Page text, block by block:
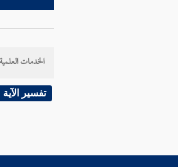
الخدمات العلمية
تفسير الآية